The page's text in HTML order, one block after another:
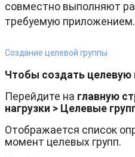
совместно выполняют
требуемую приложением.
Создание целевой группы
Чтобы создать целевую
Перейдите на главную
нагрузки > Целевые
Отображается список
момент целевых групп.